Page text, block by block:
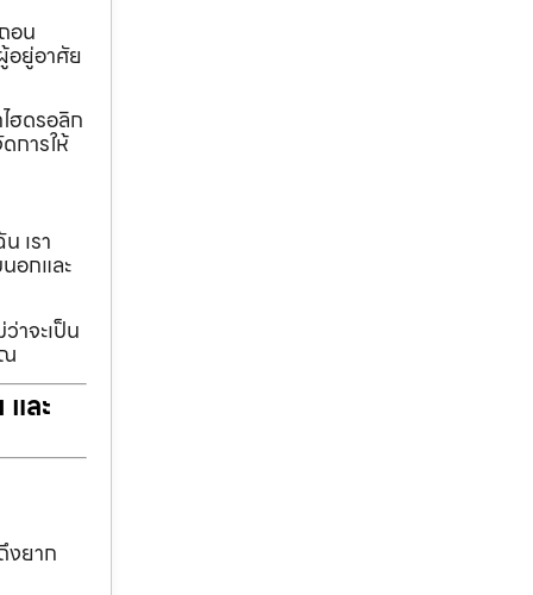
อน
อยู่อาศัย
ฮดรอลิก
การให้
เรา
อกและ
าจะเป็น
ละ
งยาก